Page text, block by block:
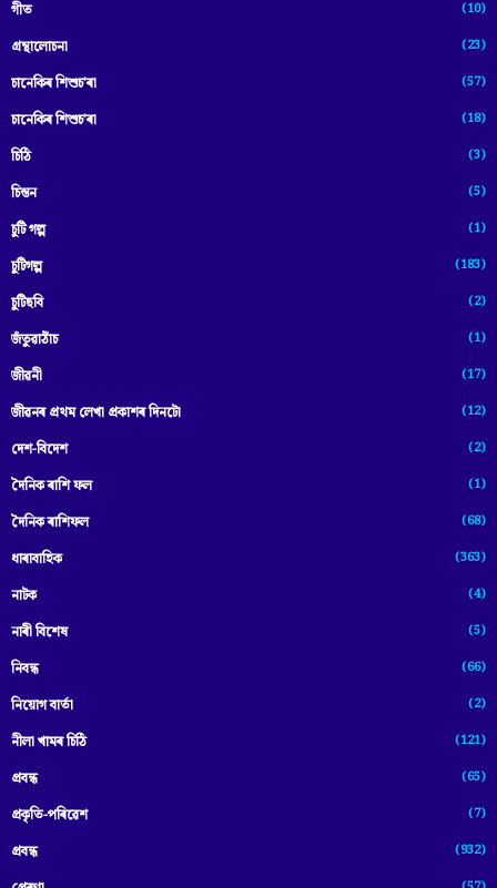
গীত (10)
গ্ৰন্থালোচনা (23)
চানেকিৰ শিশুচ'ৰা (57)
চানেকিৰ শিশুচ’ৰা (18)
চিঠি (3)
চিন্তন (5)
চুটি গল্প (1)
চুটিগল্প (183)
চুটিছবি (2)
জঁতুৱাঠাঁচ (1)
জীৱনী (17)
জীৱনৰ প্ৰথম লেখা প্ৰকাশৰ দিনটো (12)
দেশ-বিদেশ (2)
দৈনিক ৰাশি ফল (1)
দৈনিক ৰাশিফল (68)
ধাৰাবাহিক (363)
নাটক (4)
নাৰী বিশেষ (5)
নিবন্ধ (66)
নিয়োগ বাৰ্তা (2)
নীলা খামৰ চিঠি (121)
প্রবন্ধ (65)
প্ৰকৃতি-পৰিৱেশ (7)
প্ৰবন্ধ (932)